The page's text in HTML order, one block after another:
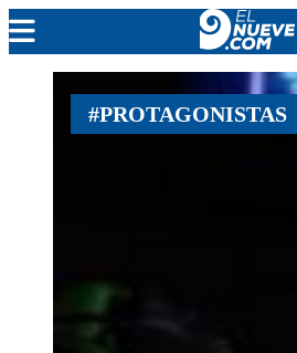
MENDOZA
CADA DÍA
PROGRAMACIÓN
EN VIVO
#PROTAGONISTAS